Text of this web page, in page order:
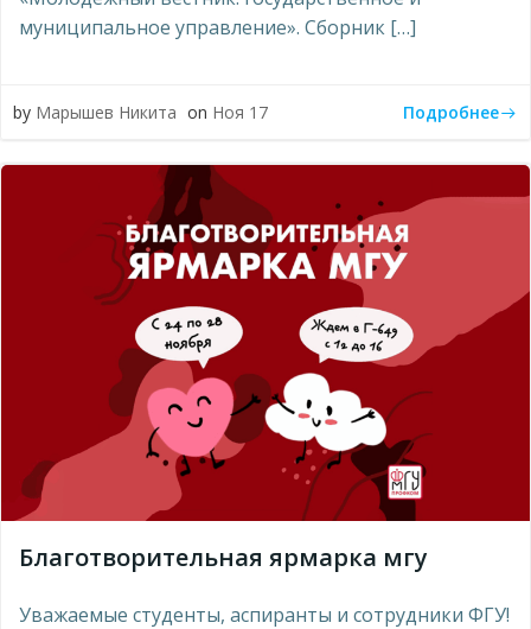
муниципальное управление». Сборник […]
by Марышев Никита on Ноя 17 Подробнее
Благотворительная ярмарка мгу
Уважаемые студенты, аспиранты и сотрудники ФГУ!